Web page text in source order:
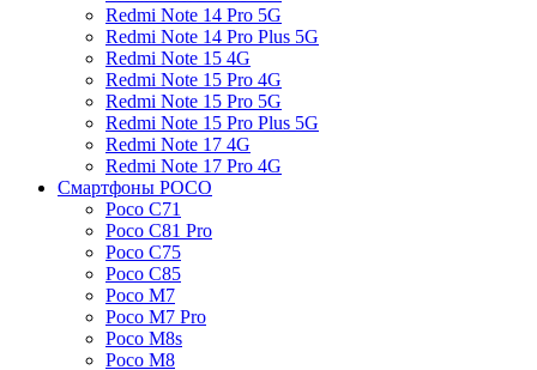
Redmi Note 14 Pro 5G
Redmi Note 14 Pro Plus 5G
Redmi Note 15 4G
Redmi Note 15 Pro 4G
Redmi Note 15 Pro 5G
Redmi Note 15 Pro Plus 5G
Redmi Note 17 4G
Redmi Note 17 Pro 4G
Смартфоны POCO
Poco C71
Poco C81 Pro
Poco C75
Poco C85
Poco M7
Poco M7 Pro
Poco M8s
Poco M8